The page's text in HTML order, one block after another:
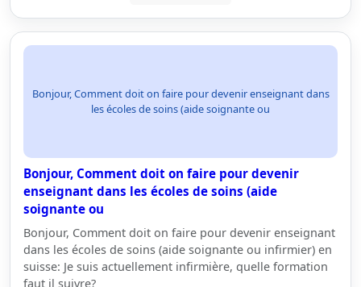
Bonjour, Comment doit on faire pour devenir enseignant dans
les écoles de soins (aide soignante ou
Bonjour, Comment doit on faire pour devenir
enseignant dans les écoles de soins (aide
soignante ou
Bonjour, Comment doit on faire pour devenir enseignant
dans les écoles de soins (aide soignante ou infirmier) en
suisse: Je suis actuellement infirmière, quelle formation
faut il suivre?